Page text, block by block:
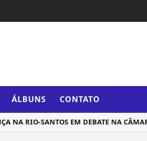
ÁLBUNS CONTATO
RIO-SANTOS EM DEBATE NA CÂMARA